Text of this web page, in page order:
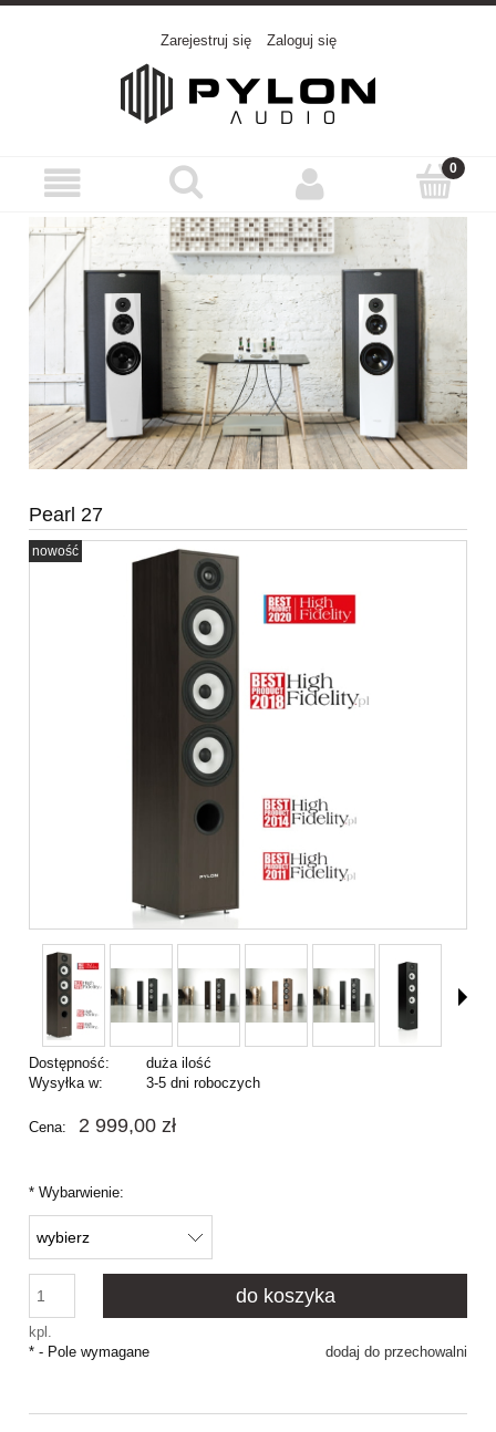
Zarejestruj się Zaloguj się
Pearl 27
nowość
Dostępność:
duża ilość
Wysyłka w:
3-5 dni roboczych
Cena: 2 999,00 zł
* Wybarwienie:
kpl.
do koszyka
dodaj do przechowalni
* - Pole wymagane